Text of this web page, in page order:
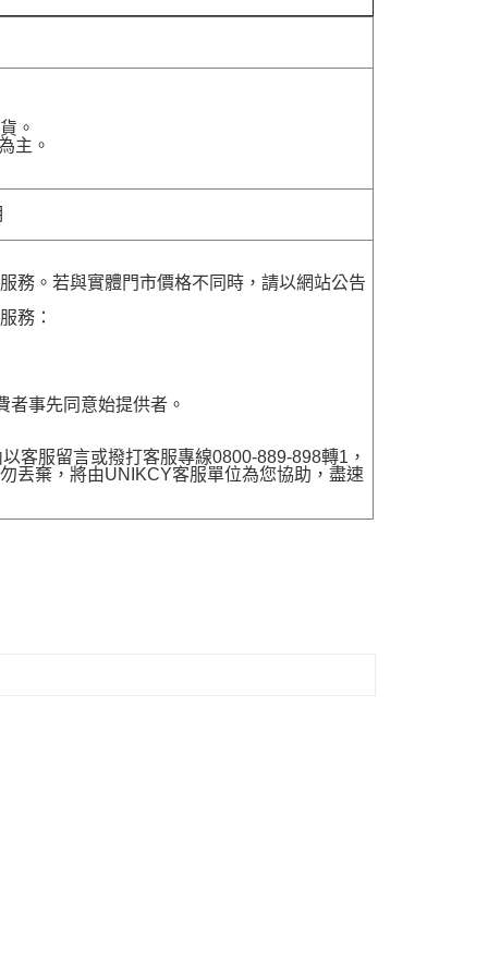
。
主。
務。若與實體門市價格不同時，請以網站公告
務：
事先同意始提供者。
客服留言或撥打客服專線0800-889-898轉1，
丟棄，將由UNIKCY客服單位為您協助，盡速